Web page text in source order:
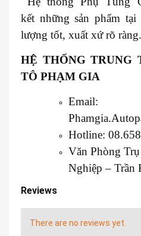
kết những sản phẩm tại
lượng tốt, xuất xứ rõ ràng.
HỆ THỐNG TRUNG
TÔ PHẠM GIA
Email:
Hotline:
Văn Phòng
Nghiệp – Trần
Reviews
There are no reviews yet.